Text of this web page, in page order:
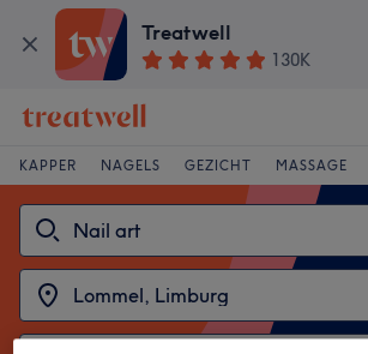
Treatwell
130K
KAPPER NAGELS GEZICHT MASSAGE